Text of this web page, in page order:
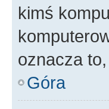
kimś
oznacza
Góra